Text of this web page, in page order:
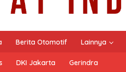
Berita Otomotif Lainnya
DKI Jakarta Gerindra